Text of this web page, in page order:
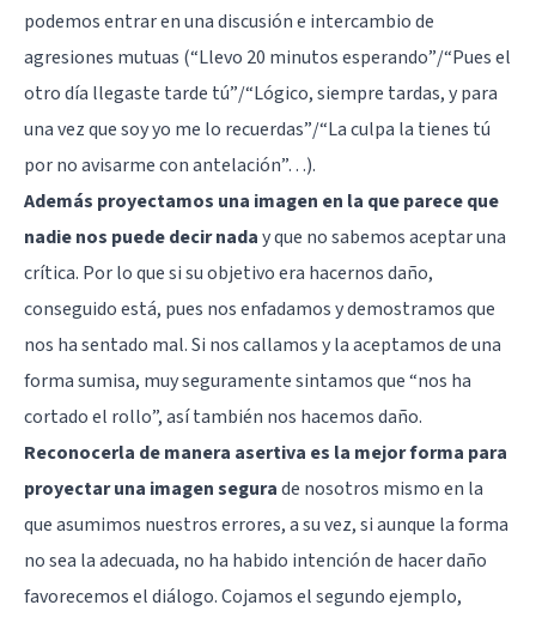
podemos entrar en una discusión e intercambio de
agresiones mutuas (“Llevo 20 minutos esperando”/“Pues el
otro día llegaste tarde tú”/“Lógico, siempre tardas, y para
una vez que soy yo me lo recuerdas”/“La culpa la tienes tú
por no avisarme con antelación”…).
Además proyectamos una imagen en la que parece que
nadie nos puede decir naday que no sabemos aceptar una
crítica. Por lo que si su objetivo era hacernos daño,
conseguido está, pues nos enfadamos y demostramos que
nos ha sentado mal. Si nos callamos y la aceptamos de una
forma sumisa, muy seguramente sintamos que “nos ha
cortado el rollo”, así también nos hacemos daño.
Reconocerla de manera asertiva es la mejor forma para
proyectar una imagen segurade nosotros mismo en la
que asumimos nuestros errores, a su vez, si aunque la forma
no sea la adecuada, no ha habido intención de hacer daño
favorecemos el diálogo. Cojamos el segundo ejemplo,